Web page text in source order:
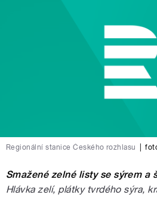
Regionální stanice Českého rozhlasu
Smažené zelné listy se sýrem a
Hlávka zelí, plátky tvrdého sýra,